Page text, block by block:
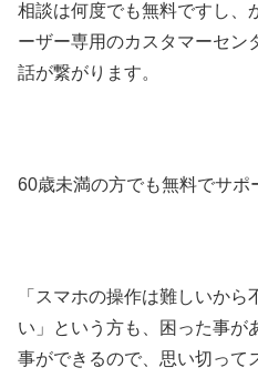
相談は何度でも無料ですし、
ーザー専用のカスタマーセン
話が繋がります。
60歳未満の方でも無料でサポ
「スマホの操作は難しいか
い」という方も、困った事が
事ができるので、思い切って